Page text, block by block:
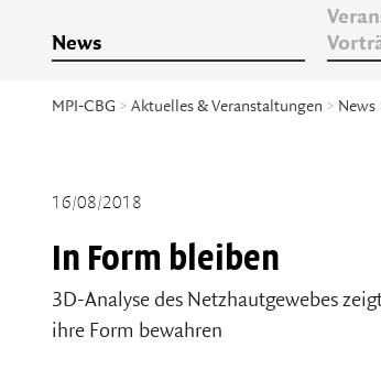
News
MPI-CBG > Aktuelles & Veranstaltungen > News
16/08/2018
In Form bleiben
3D-Analyse des Netzhautgewebes
ihre Form bewahren